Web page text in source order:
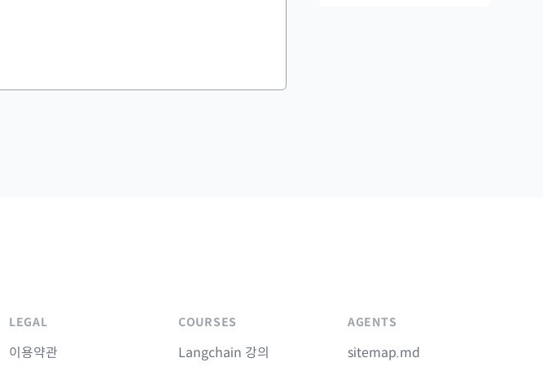
LEGAL
이용약관
COURSES
Langchain 강의
AGENTS
sitemap.md